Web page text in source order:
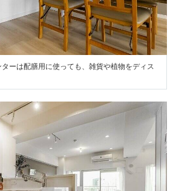
ーは配膳用に使っても、雑貨や植物をディス